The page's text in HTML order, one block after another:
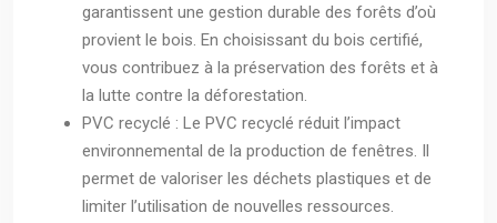
garantissent une gestion durable des forêts d’où
provient le bois. En choisissant du bois certifié,
vous contribuez à la préservation des forêts et à
la lutte contre la déforestation.
PVC recyclé : Le PVC recyclé réduit l’impact
environnemental de la production de fenêtres. Il
permet de valoriser les déchets plastiques et de
limiter l’utilisation de nouvelles ressources.